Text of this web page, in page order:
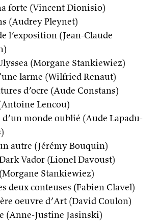
forte (Vincent Dionisio)
(Audrey Pleynet)
l’exposition (Jean-Claude
(Morgane Stankiewiez)
larme (Wilfried Renaut)
d’ocre (Aude Constans)
Lencou)
monde oublié (Aude Lapadu-
autre (Jérémy Bouquin)
Vador (Lionel Davoust)
Stankiewiez)
deux conteuses (Fabien Clavel)
oeuvre d’Art (David Coulon)
(Anne-Justine Jasinski)